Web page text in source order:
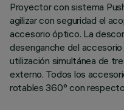
Proyector con sistema
agilizar con seguridad el
accesorio óptico. La
desenganche del
utilización simultánea de
externo. Todos los
rotables 360° con